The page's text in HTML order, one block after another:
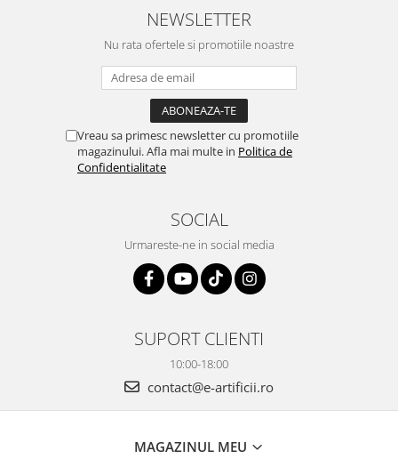
NEWSLETTER
Nu rata ofertele si promotiile noastre
Vreau sa primesc newsletter cu promotiile
magazinului. Afla mai multe in Politica de
Confidentialitate
SOCIAL
Urmareste-ne in social media
SUPORT CLIENTI
10:00-18:00
contact@e-artificii.ro
MAGAZINUL MEU